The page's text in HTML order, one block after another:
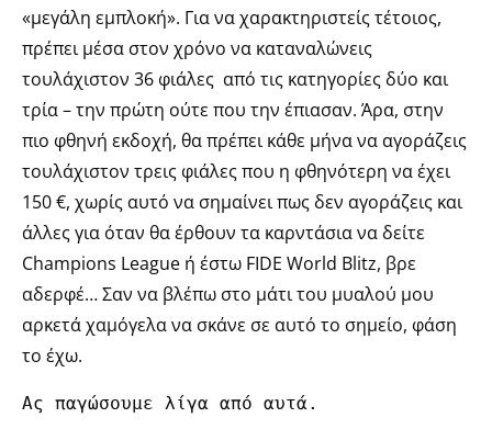
«μεγάλη εμπλοκή». Για να χαρακτηριστείς τέτοιος,
πρέπει μέσα στον χρόνο να καταναλώνεις
τουλάχιστον 36 φιάλες από τις κατηγορίες δύο και
τρία – την πρώτη ούτε που την έπιασαν. Άρα, στην
πιο φθηνή εκδοχή, θα πρέπει κάθε μήνα να αγοράζεις
τουλάχιστον τρεις φιάλες που η φθηνότερη να έχει
150 €, χωρίς αυτό να σημαίνει πως δεν αγοράζεις και
άλλες για όταν θα έρθουν τα καρντάσια να δείτε
Champions League ή έστω FIDE World Blitz, βρε
αδερφέ… Σαν να βλέπω στο μάτι του μυαλού μου
αρκετά χαμόγελα να σκάνε σε αυτό το σημείο, φάση
το έχω.
Ας παγώσουμε λίγα από αυτά.